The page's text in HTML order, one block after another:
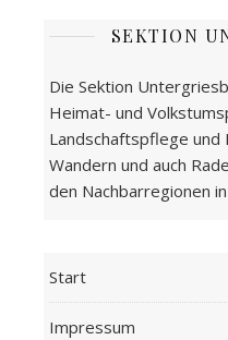
SEKTION
Die Sektion
Heimat- und
Landschaftspflege
Wandern und auch
den Nachbarregionen
Start
Impressum